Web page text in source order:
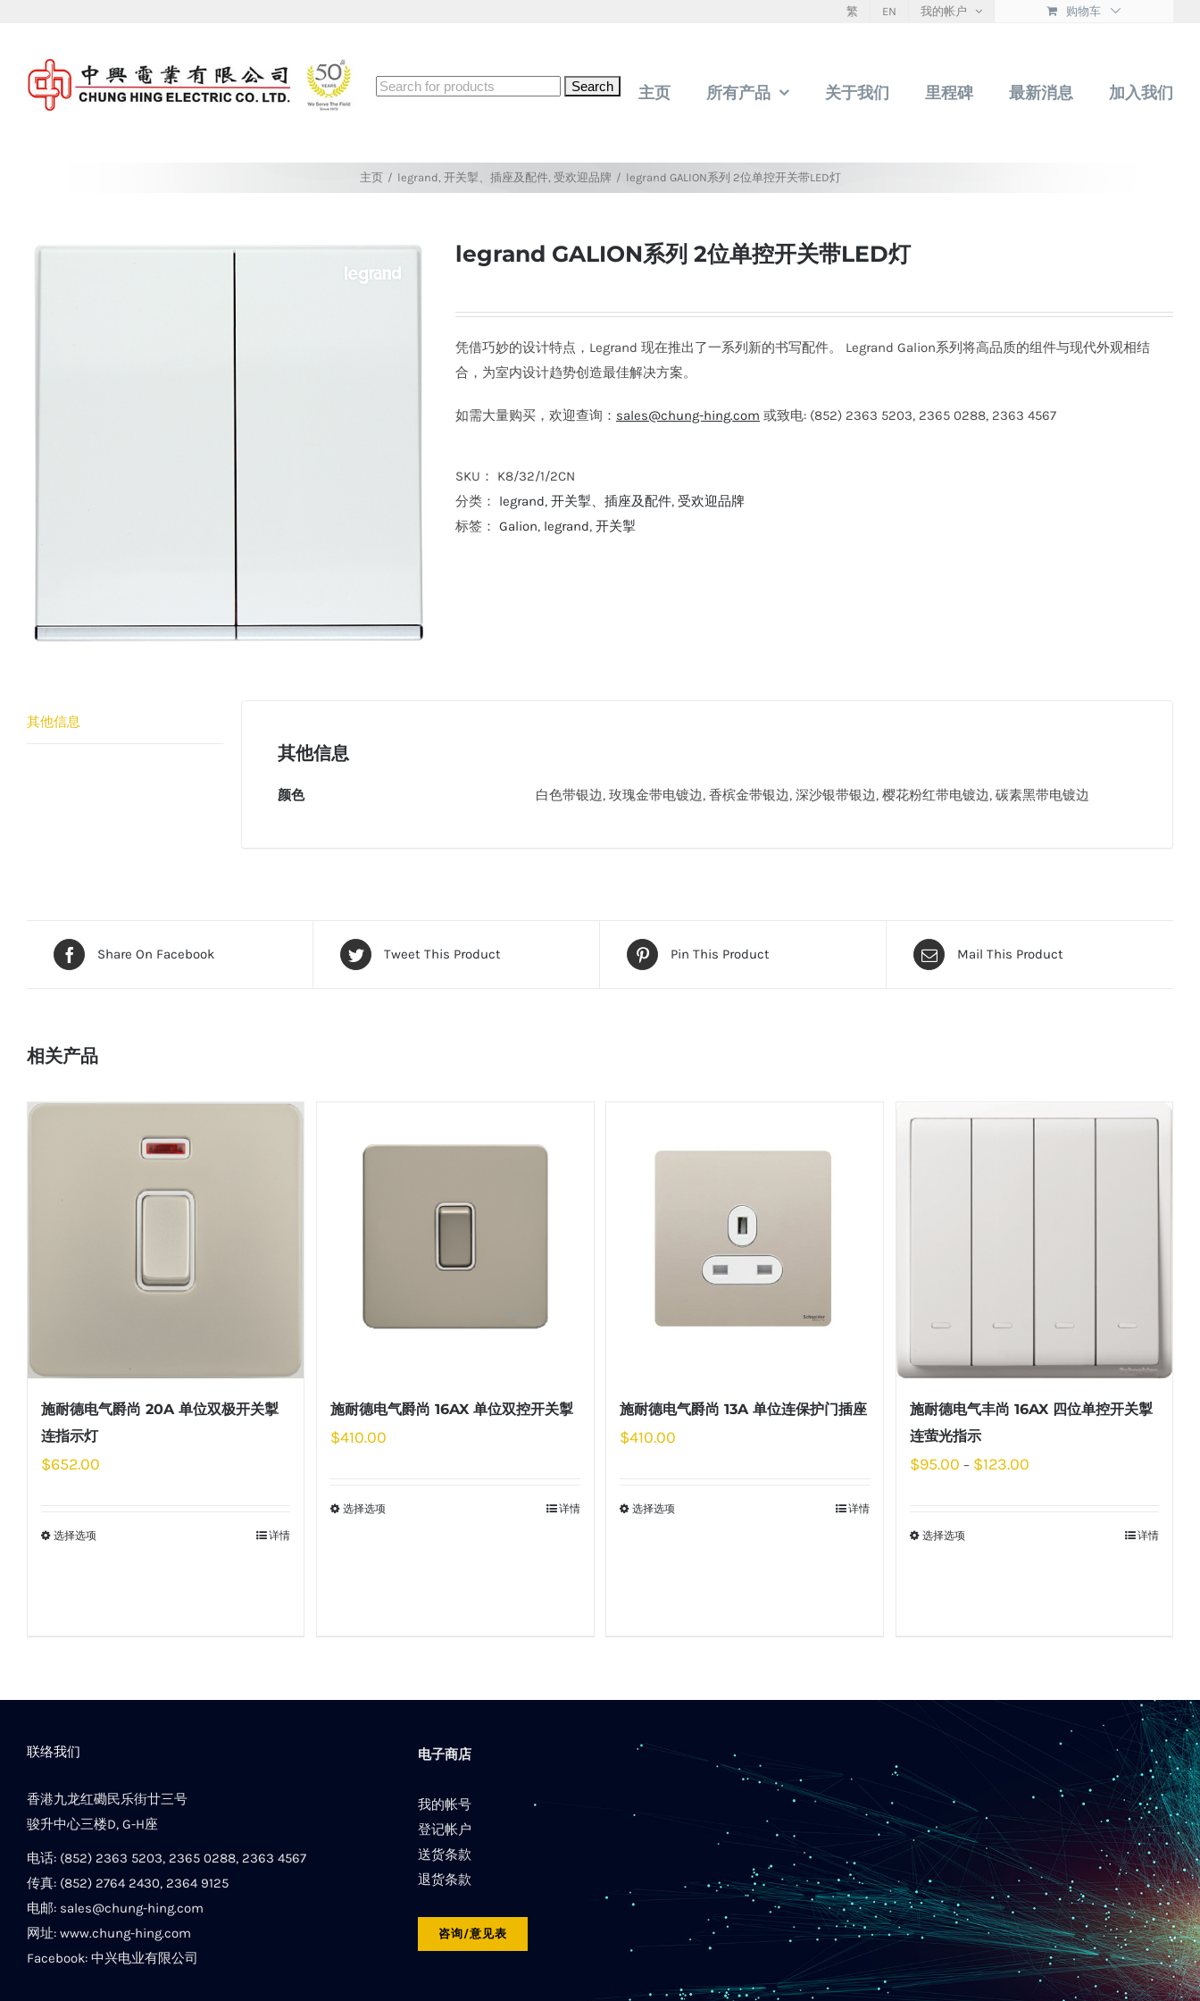
content
繁 EN 我的帐户 购物车
主页 所有产品 关于我们 里程碑 最新消息 加入我们
Search
主页 / legrand, 开关掣、插座及配件, 受欢迎品牌 / legrand GALION系列 2位单控开关带LED灯
legrand GALION系列 2位单控开关带LED灯
凭借巧妙的设计特点，Legrand 现在推出了一系列新的书写配件。 Legrand Galion系列将高品质的组件与现代外观相结
合，为室内设计趋势创造最佳解决方案。
如需大量购买，欢迎查询： sales@chung-hing.com 或致电: (852) 2363 5203, 2365 0288, 2363 4567
SKU： K8/32/1/2CN
分类： legrand, 开关掣、插座及配件, 受欢迎品牌
标签： Galion, legrand, 开关掣
其他信息
其他信息
颜色 白色带银边, 玫瑰金带电镀边, 香槟金带银边, 深沙银带银边, 樱花粉红带电镀边, 碳素黑带电镀边
Share On Facebook Tweet This Product Pin This Product Mail This Product
相关产品
施耐德电气爵尚 20A 单位双极开关掣
连指示灯
$652.00
选择选项 详情
施耐德电气爵尚 16AX 单位双控开关掣
$410.00
选择选项 详情
施耐德电气爵尚 13A 单位连保护门插座
$410.00
选择选项 详情
施耐德电气丰尚 16AX 四位单控开关掣
连萤光指示
$95.00 – $123.00
选择选项 详情
联络我们
香港九龙红磡民乐街廿三号
骏升中心三楼D, G-H座
电话: (852) 2363 5203, 2365 0288, 2363 4567
传真: (852) 2764 2430, 2364 9125
电邮: sales@chung-hing.com
网址: www.chung-hing.com
Facebook: 中兴电业有限公司
电子商店
我的帐号
登记帐户
送货条款
退货条款
咨询/意见表